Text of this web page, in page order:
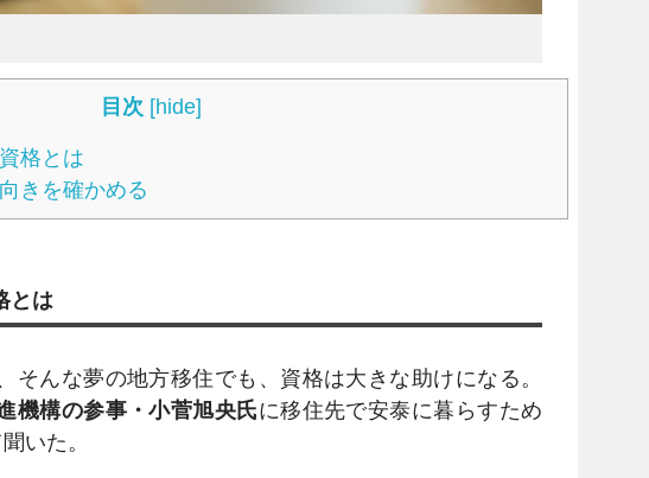
目次 [hide]
格とは
きを確かめる
とは
んな夢の地方移住でも、資格は大きな助けになる。
機構の参事・小菅旭央氏に移住先で安泰に暮らすため
いた。